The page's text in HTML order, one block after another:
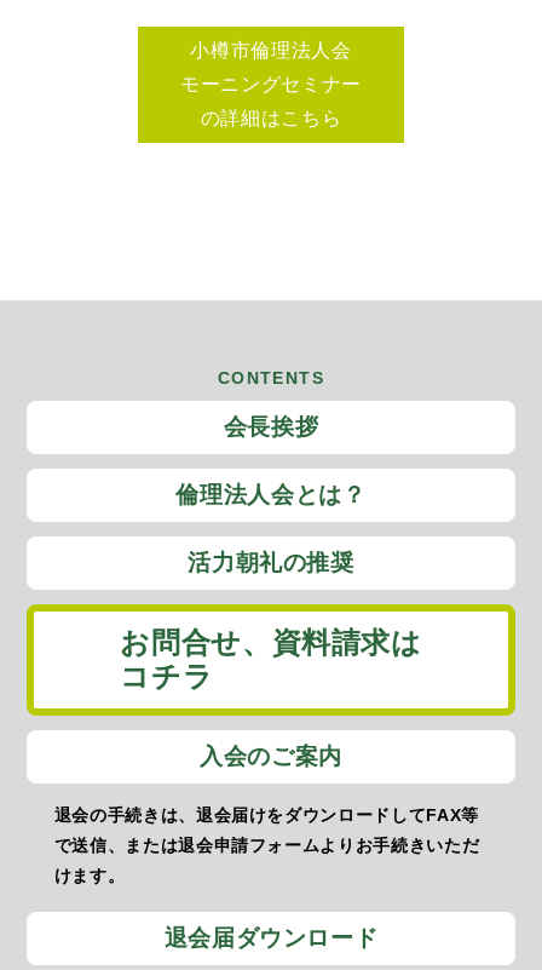
小樽市倫理法人会
モーニングセミナー
の詳細はこちら
CONTENTS
会長挨拶
倫理法人会とは？
活力朝礼の推奨
お問合せ、 資料請求は
コチラ
入会のご案内
退会の手続きは、退会届けをダウンロードしてFAX等
で送信、または退会申請フォームよりお手続きいただ
けます。
退会届ダウンロード